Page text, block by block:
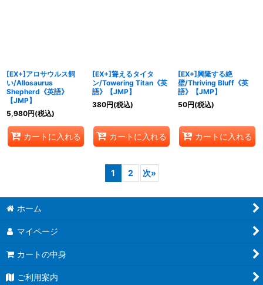
[EX+]アロサウルス飼
い/Allosaurus
Shepherd《英語》
【JMP】
5,980円(税込)
カートに入れる
[EX+]聳えるタイタ
ン/Towering Titan《英
語》【JMP】
380円(税込)
カートに入れる
[EX+]興隆する絶
壁/Thriving Bluff《英
語》【JMP】
50円(税込)
カートに入れる
1 2 次»
ホーム
マイページ
カートの中身
ご利用案内